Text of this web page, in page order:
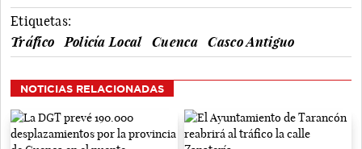
Etiquetas:
Tráfico
Policía Local Cuenca Casco Antiguo
NOTICIAS RELACIONADAS